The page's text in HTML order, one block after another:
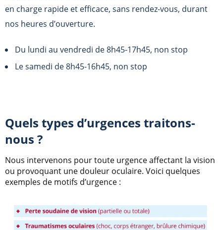
en charge rapide et efficace, sans rendez-vous, durant
nos heures d’ouverture.
Du lundi au vendredi de 8h45-17h45, non stop
Le samedi de 8h45-16h45, non stop
Quels types d’urgences traitons-
nous ?
Nous intervenons pour toute urgence affectant la vision
ou provoquant une douleur oculaire. Voici quelques
exemples de motifs d’urgence :